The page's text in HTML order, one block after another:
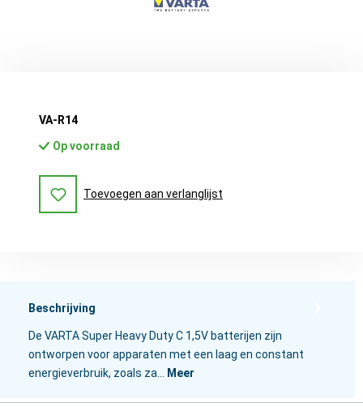
VA-R14
Op voorraad
Toevoegen aan verlanglijst
Beschrijving
De VARTA Super Heavy Duty C 1,5V batterijen zijn
ontworpen voor apparaten met een laag en constant
energieverbruik, zoals za…
Meer